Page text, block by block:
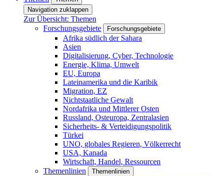
Navigation zuklappen
Zur Übersicht: Themen
Forschungsgebiete
Forschungsgebiete
Afrika südlich der Sahara
Asien
Digitalisierung, Cyber, Technologie
Energie, Klima, Umwelt
EU, Europa
Lateinamerika und die Karibik
Migration, EZ
Nichtstaatliche Gewalt
Nordafrika und Mittlerer Osten
Russland, Osteuropa, Zentralasien
Sicherheits- & Verteidigungspolitik
Türkei
UNO, globales Regieren, Völkerrecht
USA, Kanada
Wirtschaft, Handel, Ressourcen
Themenlinien
Themenlinien